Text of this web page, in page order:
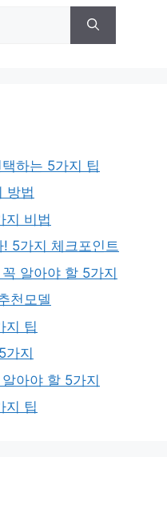
하는 5가지 팁
방법
지 비법
5가지 체크포인트
알아야 할 5가지
천모델
지 팁
가지
아야 할 5가지
지 팁